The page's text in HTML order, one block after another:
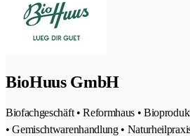
BioHuus GmbH
Biofachgeschäft • Reformhaus •
• Gemischtwarenhandlung •